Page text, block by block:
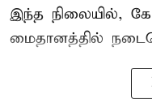
இந்த நிலையில்,
மைதானத்தில்